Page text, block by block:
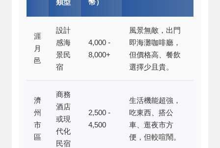
涯
月
邑
設計
感海
景民
宿
4,000 -
8,000+
風景無敵，出門
即海灘咖啡廳，
但價格高、餐飲
選擇少且貴。
濟
州
市
區
商務
酒店
或現
代化
民宿
2,500 -
4,500
生活機能超強，
吃東西、搭公
車、逛夜市方
便，但較喧鬧。